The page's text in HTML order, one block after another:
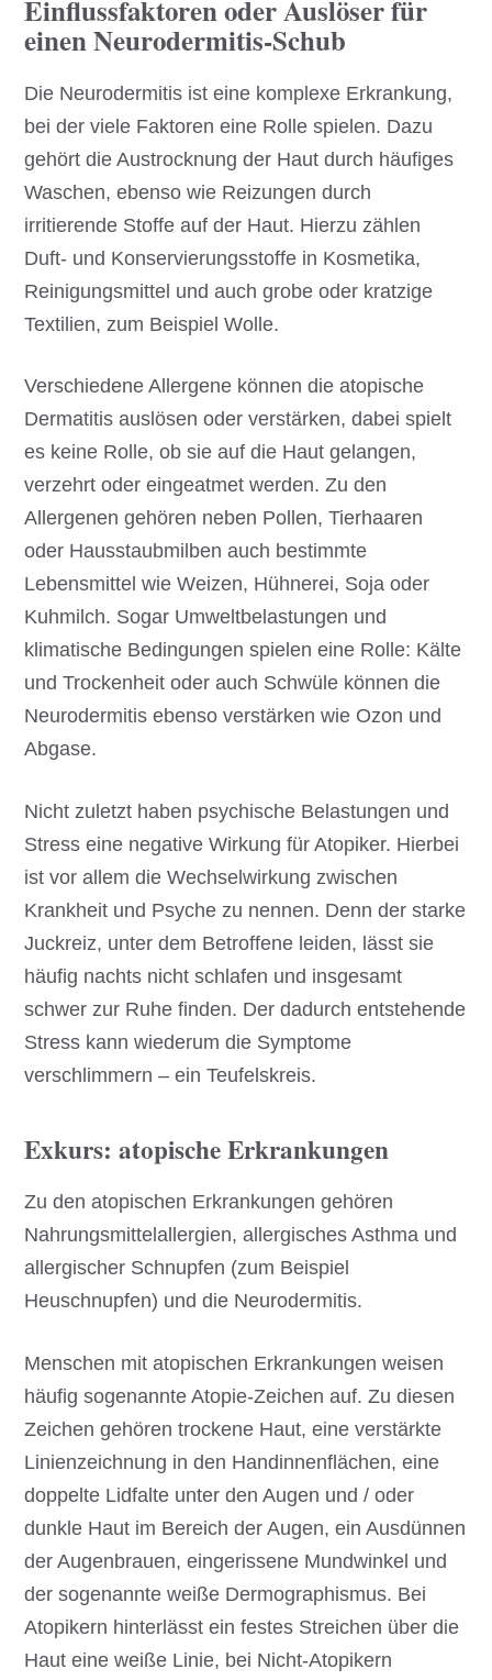
Einflussfaktoren oder Auslöser für
einen Neurodermitis-Schub
Die Neurodermitis ist eine komplexe Erkrankung,
bei der viele Faktoren eine Rolle spielen. Dazu
gehört die Austrocknung der Haut durch häufiges
Waschen, ebenso wie Reizungen durch
irritierende Stoffe auf der Haut. Hierzu zählen
Duft- und Konservierungsstoffe in Kosmetika,
Reinigungsmittel und auch grobe oder kratzige
Textilien, zum Beispiel Wolle.
Verschiedene Allergene können die atopische
Dermatitis auslösen oder verstärken, dabei spielt
es keine Rolle, ob sie auf die Haut gelangen,
verzehrt oder eingeatmet werden. Zu den
Allergenen gehören neben Pollen, Tierhaaren
oder Hausstaubmilben auch bestimmte
Lebensmittel wie Weizen, Hühnerei, Soja oder
Kuhmilch. Sogar Umweltbelastungen und
klimatische Bedingungen spielen eine Rolle: Kälte
und Trockenheit oder auch Schwüle können die
Neurodermitis ebenso verstärken wie Ozon und
Abgase.
Nicht zuletzt haben psychische Belastungen und
Stress eine negative Wirkung für Atopiker. Hierbei
ist vor allem die Wechselwirkung zwischen
Krankheit und Psyche zu nennen. Denn der starke
Juckreiz, unter dem Betroffene leiden, lässt sie
häufig nachts nicht schlafen und insgesamt
schwer zur Ruhe finden. Der dadurch entstehende
Stress kann wiederum die Symptome
verschlimmern – ein Teufelskreis.
Exkurs: atopische Erkrankungen
Zu den atopischen Erkrankungen gehören
Nahrungsmittelallergien, allergisches Asthma und
allergischer Schnupfen (zum Beispiel
Heuschnupfen) und die Neurodermitis.
Menschen mit atopischen Erkrankungen weisen
häufig sogenannte Atopie-Zeichen auf. Zu diesen
Zeichen gehören trockene Haut, eine verstärkte
Linienzeichnung in den Handinnenflächen, eine
doppelte Lidfalte unter den Augen und / oder
dunkle Haut im Bereich der Augen, ein Ausdünnen
der Augenbrauen, eingerissene Mundwinkel und
der sogenannte weiße Dermographismus. Bei
Atopikern hinterlässt ein festes Streichen über die
Haut eine weiße Linie, bei Nicht-Atopikern